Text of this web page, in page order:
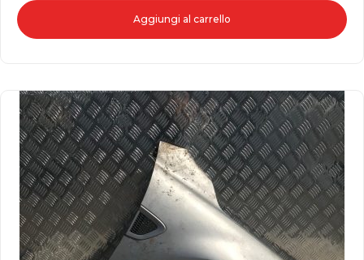
Aggiungi al carrello